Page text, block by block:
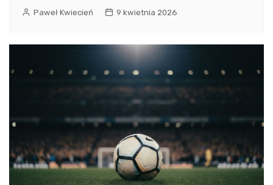
Paweł Kwiecień 9 kwietnia 2026